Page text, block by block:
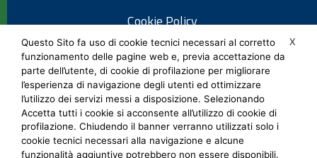
Cookie Policy
Informativa privacy
Note legali
Social Media Policy
X
Questo Sito fa uso di cookie tecnici necessari al corretto
funzionamento delle pagine web e, previa accettazione da
parte dell’utente, di cookie di profilazione per migliorare
l’esperienza di navigazione degli utenti ed ottimizzare
l’utilizzo dei servizi messi a disposizione. Selezionando
Accetta tutti i cookie si acconsente all’utilizzo di cookie di
profilazione. Chiudendo il banner verranno utilizzati solo i
cookie tecnici necessari alla navigazione e alcune
funzionalità aggiuntive potrebbero non essere disponibili.